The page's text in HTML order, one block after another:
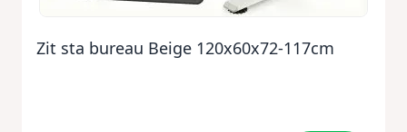
Zit sta bureau Beige 120x60x72-117cm